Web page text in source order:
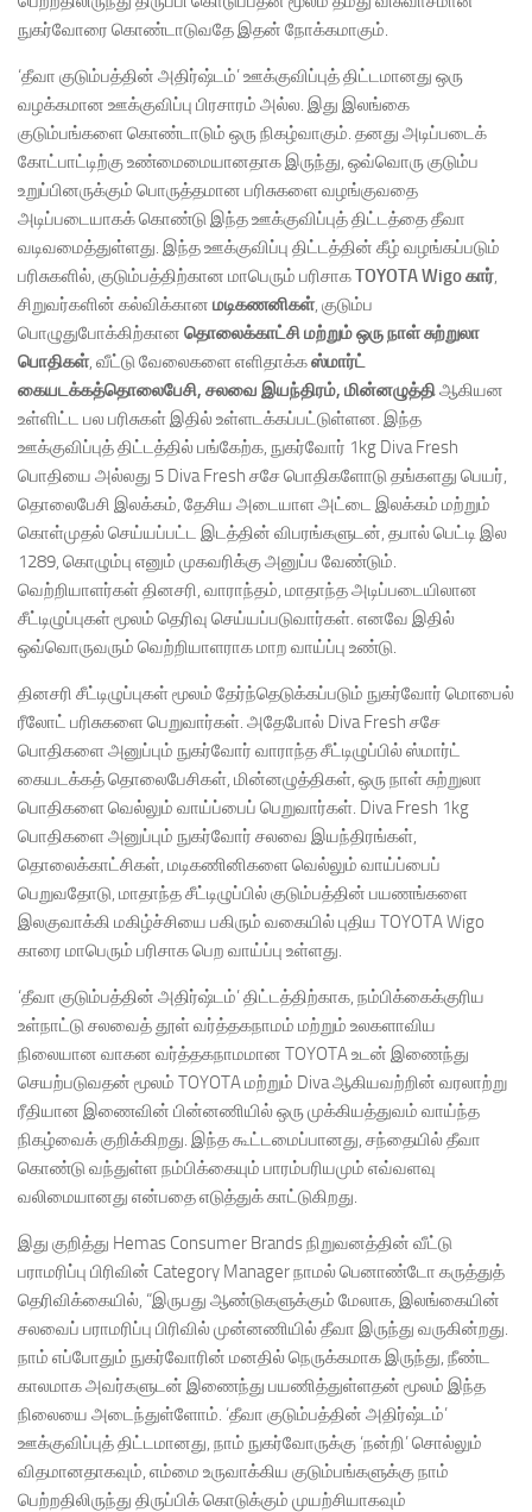
நுகர்வோரை கொண்டாடுவதே இதன் நோக்கமாகும்.
‘தீவா குடும்பத்தின் அதிர்ஷ்டம்’ ஊக்குவிப்புத் திட்டமானது ஒரு
வழக்கமான ஊக்குவிப்பு பிரசாரம் அல்ல. இது இலங்கை
குடும்பங்களை கொண்டாடும் ஒரு நிகழ்வாகும். தனது அடிப்படைக்
கோட்பாட்டிற்கு உண்மைமையானதாக இருந்து, ஒவ்வொரு குடும்ப
உறுப்பினருக்கும் பொருத்தமான பரிசுகளை வழங்குவதை
அடிப்படையாகக் கொண்டு இந்த ஊக்குவிப்புத் திட்டத்தை தீவா
வடிவமைத்துள்ளது. இந்த ஊக்குவிப்பு திட்டத்தின் கீழ் வழங்கப்படும்
பரிசுகளில், குடும்பத்திற்கான மாபெரும் பரிசாகTOYOTA Wigo கார்,
சிறுவர்களின் கல்விக்கான மடிகணனிகள், குடும்ப
பொழுதுபோக்கிற்கான தொலைக்காட்சி மற்றும் ஒரு நாள் சுற்றுலா
பொதிகள், வீட்டு வேலைகளை எளிதாக்கஸ்மார்ட்
கையடக்கத்தொலைபேசி, சலவை இயந்திரம், மின்னழுத்திஆகியன
உள்ளிட்ட பல பரிசுகள் இதில் உள்ளடக்கப்பட்டுள்ளன. இந்த
ஊக்குவிப்புத் திட்டத்தில் பங்கேற்க, நுகர்வோர் 1kg Diva Fresh
பொதியை அல்லது 5 Diva Fresh சசே பொதிகளோடு தங்களது பெயர்,
தொலைபேசி இலக்கம், தேசிய அடையாள அட்டை இலக்கம் மற்றும்
கொள்முதல் செய்யப்பட்ட இடத்தின் விபரங்களுடன், தபால் பெட்டி இல
1289, கொழும்பு எனும் முகவரிக்கு அனுப்ப வேண்டும்.
வெற்றியாளர்கள் தினசரி, வாராந்தம், மாதாந்த அடிப்படையிலான
சீட்டிழுப்புகள் மூலம் தெரிவு செய்யப்படுவார்கள். எனவே இதில்
ஒவ்வொருவரும் வெற்றியாளராக மாற வாய்ப்பு உண்டு.
தினசரி சீட்டிழுப்புகள் மூலம் தேர்ந்தெடுக்கப்படும் நுகர்வோர் மொபைல்
ரீலோட் பரிசுகளை பெறுவார்கள். அதேபோல் Diva Fresh சசே
பொதிகளை அனுப்பும் நுகர்வோர் வாராந்த சீட்டிழுப்பில் ஸ்மார்ட்
கையடக்கத் தொலைபேசிகள், மின்னழுத்திகள், ஒரு நாள் சுற்றுலா
பொதிகளை வெல்லும் வாய்ப்பைப் பெறுவார்கள். Diva Fresh 1kg
பொதிகளை அனுப்பும் நுகர்வோர் சலவை இயந்திரங்கள்,
தொலைக்காட்சிகள், மடிகணினிகளை வெல்லும் வாய்ப்பைப்
பெறுவதோடு, மாதாந்த சீட்டிழுப்பில் குடும்பத்தின் பயணங்களை
இலகுவாக்கி மகிழ்ச்சியை பகிரும் வகையில் புதிய TOYOTA Wigo
காரை மாபெரும் பரிசாக பெற வாய்ப்பு உள்ளது.
‘தீவா குடும்பத்தின் அதிர்ஷ்டம்’ திட்டத்திற்காக, நம்பிக்கைக்குரிய
உள்நாட்டு சலவைத் தூள் வர்த்தகநாமம் மற்றும் உலகளாவிய
நிலையான வாகன வர்த்தகநாமமான TOYOTA உடன் இணைந்து
செயற்படுவதன் மூலம் TOYOTA மற்றும் Diva ஆகியவற்றின் வரலாற்று
ரீதியான இணைவின் பின்னணியில் ஒரு முக்கியத்துவம் வாய்ந்த
நிகழ்வைக் குறிக்கிறது. இந்த கூட்டமைப்பானது, சந்தையில் தீவா
கொண்டு வந்துள்ள நம்பிக்கையும் பாரம்பரியமும் எவ்வளவு
வலிமையானது என்பதை எடுத்துக் காட்டுகிறது.
இது குறித்து Hemas Consumer Brands நிறுவனத்தின் வீட்டு
பராமரிப்பு பிரிவின் Category Manager நாமல் பெனாண்டோ கருத்துத்
தெரிவிக்கையில், “இருபது ஆண்டுகளுக்கும் மேலாக, இலங்கையின்
சலவைப் பராமரிப்பு பிரிவில் முன்னணியில் தீவா இருந்து வருகின்றது.
நாம் எப்போதும் நுகர்வோரின் மனதில் நெருக்கமாக இருந்து, நீண்ட
காலமாக அவர்களுடன் இணைந்து பயணித்துள்ளதன் மூலம் இந்த
நிலையை அடைந்துள்ளோம். ‘தீவா குடும்பத்தின் அதிர்ஷ்டம்’
ஊக்குவிப்புத் திட்டமானது, நாம் நுகர்வோருக்கு ‘நன்றி’ சொல்லும்
விதமானதாகவும், எம்மை உருவாக்கிய குடும்பங்களுக்கு நாம்
பெற்றதிலிருந்து திருப்பிக் கொடுக்கும் முயற்சியாகவும்